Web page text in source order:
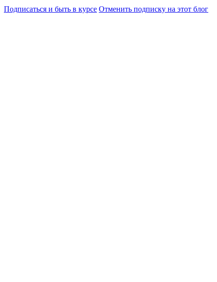
Подписаться и быть в курсе Отменить подписку на этот блог